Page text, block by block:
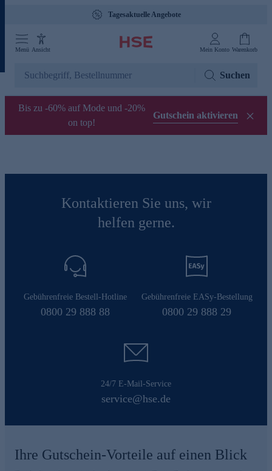
Tagesaktuelle Angebote
Menü Ansicht Mein Konto Warenkorb
Suchen
Bis zu -60% auf Mode und -20%
on top!
Gutschein aktivieren
Kontaktieren Sie uns, wir
helfen gerne.
Gebührenfreie Bestell-Hotline
0800 29 888 88
Gebührenfreie EASy-Bestellung
0800 29 888 29
24/7 E-Mail-Service
service@hse.de
Ihre Gutschein-Vorteile auf einen Blick